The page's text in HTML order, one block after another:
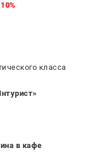
класса
в кафе